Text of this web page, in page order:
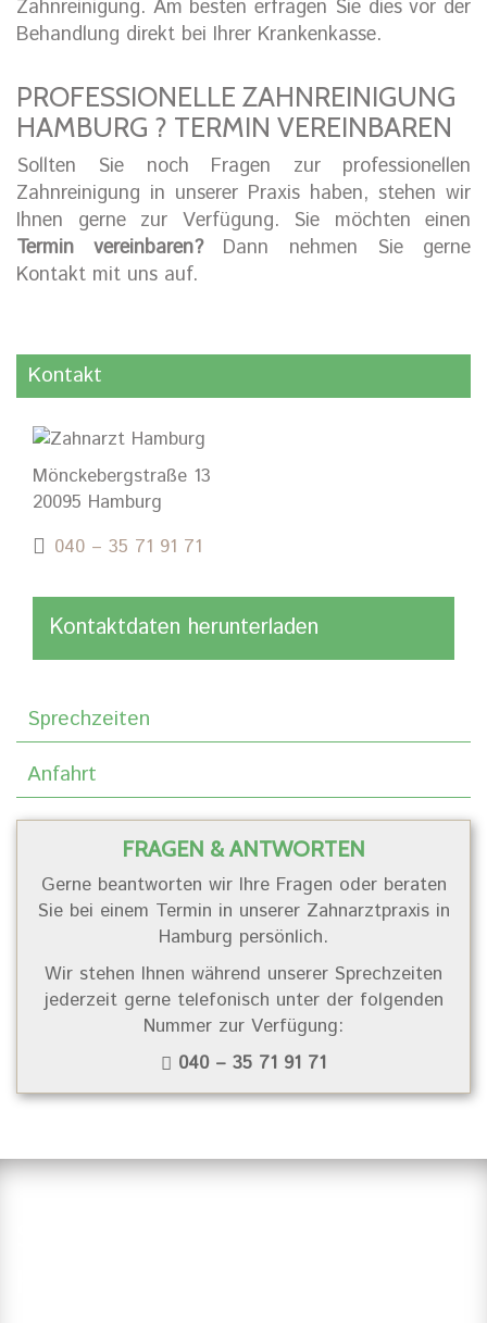
Zahnreinigung. Am besten erfragen Sie dies vor der
Behandlung direkt bei Ihrer Krankenkasse.
PROFESSIONELLE ZAHNREINIGUNG
HAMBURG ? TERMIN VEREINBAREN
Sollten Sie noch Fragen zur professionellen
Zahnreinigung in unserer Praxis haben, stehen wir
Ihnen gerne zur Verfügung. Sie möchten einen
Termin vereinbaren?Dann nehmen Sie gerne
Kontakt mit uns auf.
Kontakt
Mönckebergstraße 13
20095 Hamburg
040 – 35 71 91 71
Kontaktdaten herunterladen
Sprechzeiten
Anfahrt
FRAGEN & ANTWORTEN
Gerne beantworten wir Ihre Fragen oder beraten
Sie bei einem Termin in unserer Zahnarztpraxis in
Hamburg persönlich.
Wir stehen Ihnen während unserer Sprechzeiten
jederzeit gerne telefonisch unter der folgenden
Nummer zur Verfügung:
040 – 35 71 91 71